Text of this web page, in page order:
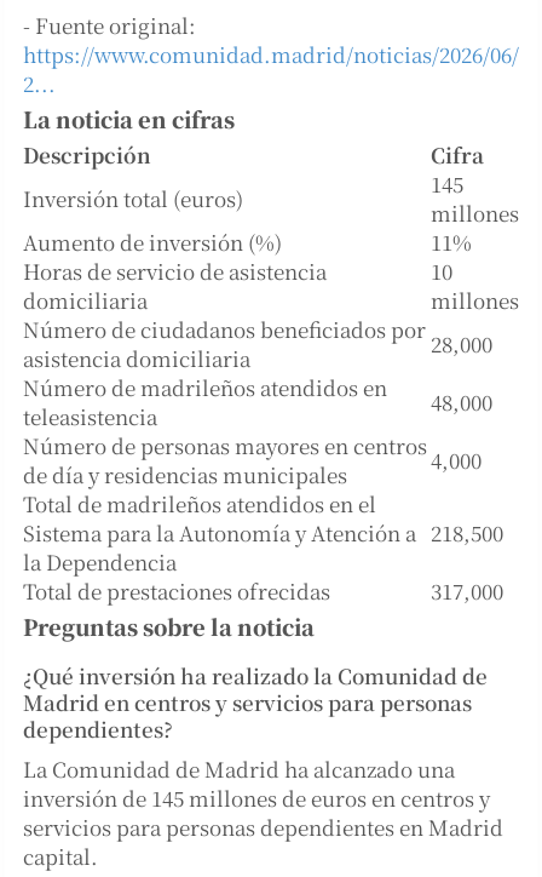
- Fuente original:
https://www.comunidad.madrid/noticias/2026/06/
2...
La noticia en cifras
Descripción
Cifra
Inversión total (euros)
145
millones
Aumento de inversión (%)
11%
Horas de servicio de asistencia
domiciliaria
10
millones
Número de ciudadanos beneficiados por
asistencia domiciliaria
28,000
Número de madrileños atendidos en
teleasistencia
48,000
Número de personas mayores en centros
de día y residencias municipales
4,000
Total de madrileños atendidos en el
Sistema para la Autonomía y Atención a
la Dependencia
218,500
Total de prestaciones ofrecidas
317,000
Preguntas sobre la noticia
¿Qué inversión ha realizado la Comunidad de
Madrid en centros y servicios para personas
dependientes?
La Comunidad de Madrid ha alcanzado una
inversión de 145 millones de euros en centros y
servicios para personas dependientes en Madrid
capital.